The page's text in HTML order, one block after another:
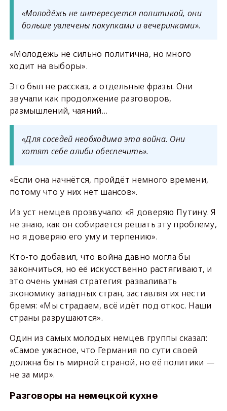
«Молодёжь не интересуется политикой, они
больше увлечены покупками и вечеринками».
«Молодёжь не сильно политична, но много
ходит на выборы».
Это был не рассказ, а отдельные фразы. Они
звучали как продолжение разговоров,
размышлений, чаяний…
«Для соседей необходима эта война. Они
хотят себе алиби обеспечить».
«Если она начнётся, пройдёт немного времени,
потому что у них нет шансов».
Из уст немцев прозвучало: «Я доверяю Путину. Я
не знаю, как он собирается решать эту проблему,
но я доверяю его уму и терпению».
Кто-то добавил, что война давно могла бы
закончиться, но её искусственно растягивают, и
это очень умная стратегия: разваливать
экономику западных стран, заставляя их нести
бремя: «Мы страдаем, всё идёт под откос. Наши
страны разрушаются».
Один из самых молодых немцев группы сказал:
«Самое ужасное, что Германия по сути своей
должна быть мирной страной, но её политики —
не за мир».
Разговоры на немецкой кухне